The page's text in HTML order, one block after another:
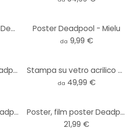
Stampe su tessuto di Deadpool - Mielu Poster Deadpool - Mielu
da 9,99 €
Poster, film poster Deadpool - Wade vs Wade 61x91,5 cm
Stampa su vetro acrilico Deadpool - Mielu
da 49,99 €
Stampe per pareti Deadpool - Mielu - Alu-Dibond
Poster, film poster Deadpool - Bang 61x91,5 cm
21,99 €